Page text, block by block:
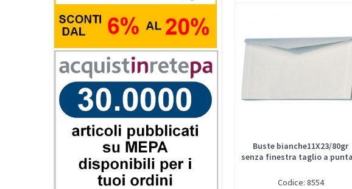
Buste bianche11X23/80gr
senza finestra taglio a
Codice: 8554